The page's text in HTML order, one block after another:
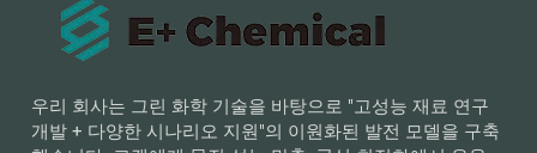
우리 회사는 그린 화학 기술을 바탕으로 "고성능 재료 연구
개발 + 다양한 시나리오 지원"의 이원화된 발전 모델을 구축